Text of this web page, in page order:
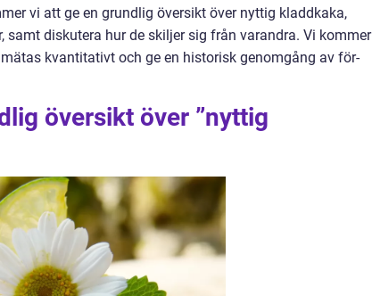
vi att ge en grundlig översikt över nyttig kladdkaka,
samt diskutera hur de skiljer sig från varandra. Vi kommer
kvantitativt och ge en historisk genomgång av för-
översikt över ”nyttig